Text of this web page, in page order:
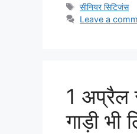
Tags
सीनियर सिटिजंस
Leave a
1 अप्रैल
गाड़ी भी